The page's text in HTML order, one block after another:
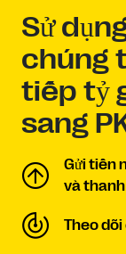
Sử
chúng
tiếp tỷ
sang
Gửi tiền
và
Theo